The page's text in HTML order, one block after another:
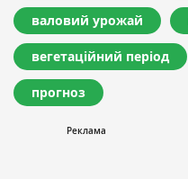
валовий урожай
вегетаційний період
прогноз